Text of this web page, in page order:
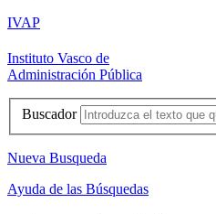
IVAP
Instituto Vasco de
Administración Pública
Buscador
Nueva Busqueda
Ayuda de las Búsquedas